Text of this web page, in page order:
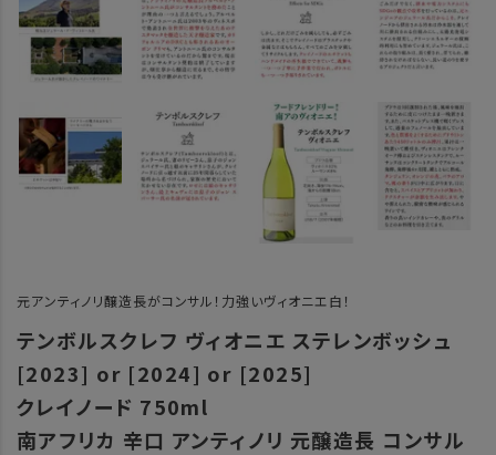
元アンティノリ醸造長がコンサル！力強いヴィオニエ白！
テンボルスクレフ ヴィオニエ ステレンボッシュ
[2023] or [2024] or [2025]
クレイノード 750ml
南アフリカ 辛口 アンティノリ 元醸造長 コンサル